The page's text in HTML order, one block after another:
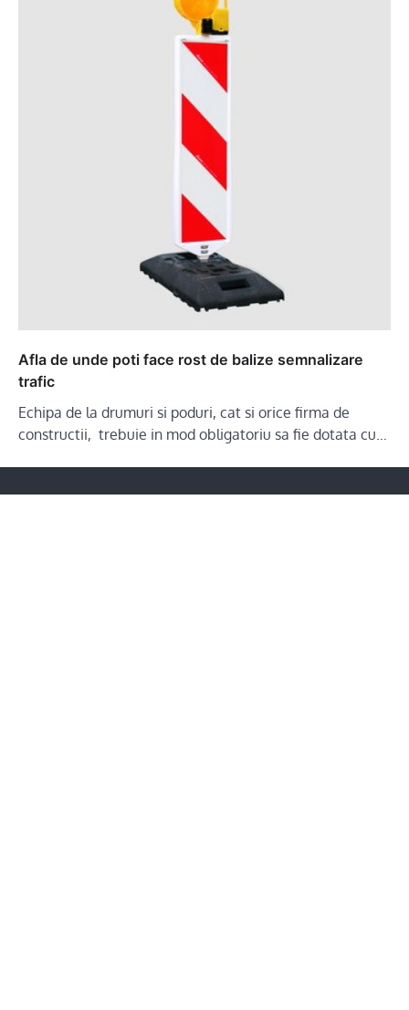
Afla de unde poti face rost de balize semnalizare
trafic
Echipa de la drumuri si poduri, cat si orice firma de
constructii, trebuie in mod obligatoriu sa fie dotata cu…